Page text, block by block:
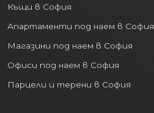
Къщи в София
Апартаменти под наем в София
Магазини под наем в София
Офиси под наем в София
Парцели и терени в София